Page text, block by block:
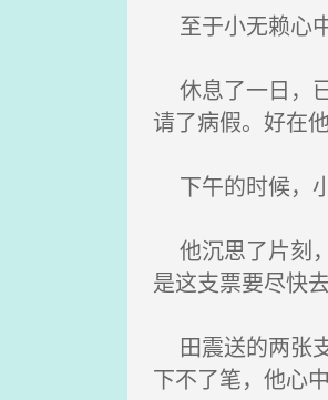
至于小无赖心
休息了一日，
请了病假。好在
下午的时候，
他沉思了片刻
是这支票要尽快
田震送的两张
下不了笔，他心